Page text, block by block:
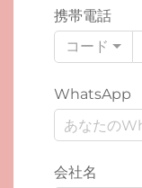
携帯電話
コード
WhatsApp
会社名